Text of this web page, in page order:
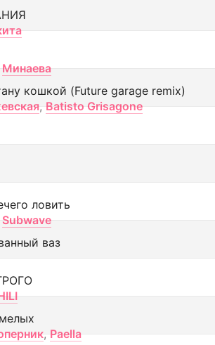
Минаева
кошкой (Future garage remix)
, Batisto Grisagone
ловить
Subwave
ваз
, Paella